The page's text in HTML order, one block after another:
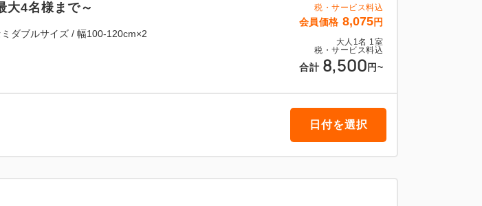
げます。
税・サービス料込
会員価格 8,075円
大人 1名 1室
税・サービス料込
合計 8,500 円~
4名様まで～
ミダブルサイズ / 幅100-120cm×2
日付を選択